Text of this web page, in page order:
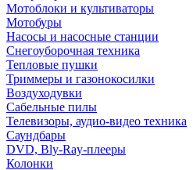
Мотоблоки и культиваторы
Мотобуры
Насосы и насосные станции
Снегоуборочная техника
Тепловые пушки
Триммеры и газонокосилки
Воздуходувки
Сабельные пилы
Телевизоры, аудио-видео техника
Саундбары
DVD, Bly-Ray-плееры
Колонки